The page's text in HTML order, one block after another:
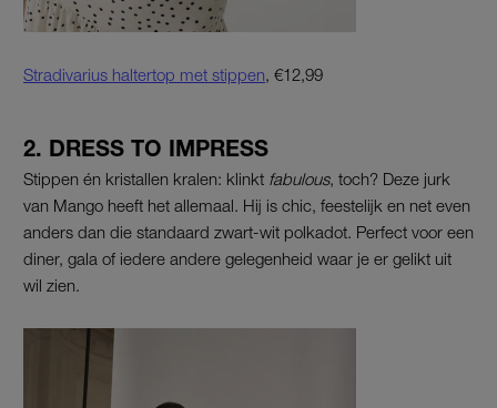
Stradivarius haltertop met stippen, €12,99
2. DRESS TO IMPRESS
Stippen én kristallen kralen: klinkt fabulous, toch? Deze jurk
van Mango heeft het allemaal. Hij is chic, feestelijk en net even
anders dan die standaard zwart-wit polkadot. Perfect voor een
diner, gala of iedere andere gelegenheid waar je er gelikt uit
wil zien.